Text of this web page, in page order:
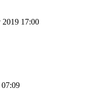
17:00